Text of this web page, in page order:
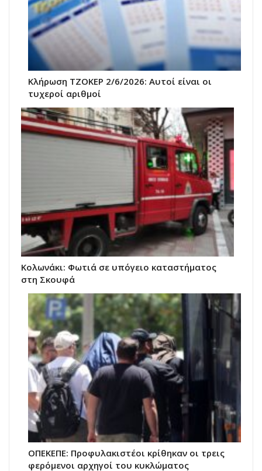
Κλήρωση ΤΖΟΚΕΡ 2/6/2026: Αυτοί είναι οι
τυχεροί αριθμοί
Κολωνάκι: Φωτιά σε υπόγειο καταστήματος
στη Σκουφά
ΟΠΕΚΕΠΕ: Προφυλακιστέοι κρίθηκαν οι τρεις
φερόμενοι αρχηγοί του κυκλώματος